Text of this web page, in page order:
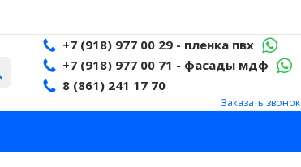
+7 (918) 977 00 29 - пленка пвх
+7 (918) 977 00 71 - фасады мдф
8 (861) 241 17 70
Заказать звонок